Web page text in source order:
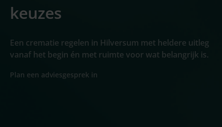
keuzes
Een crematie regelen in Hilversum met heldere uitleg
vanaf het begin én met ruimte voor wat belangrijk is.
Plan een adviesgesprek in